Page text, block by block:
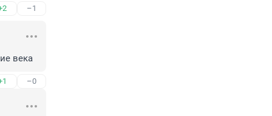
–1
века
–0